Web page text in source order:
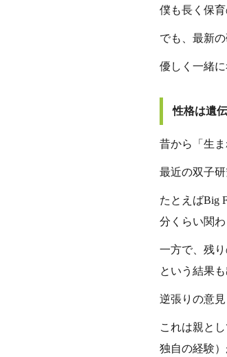
僕も長く保
でも、最新
優しく一緒に
性格は遺
昔から「生
最近の双子
たとえばBig
分くらい関
一方で、残
という結果も
逆張りの意
これは親と
独自の経験